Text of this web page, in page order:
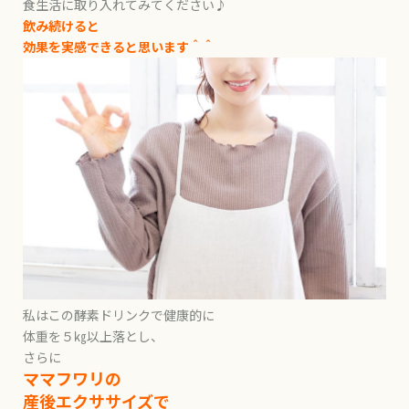
食生活に取り入れてみてください♪
飲み続けると
効果を実感できると思います＾＾
私はこの酵素ドリンクで健康的に
体重を５㎏以上落とし、
さらに
ママフワリの
産後エクササイズで